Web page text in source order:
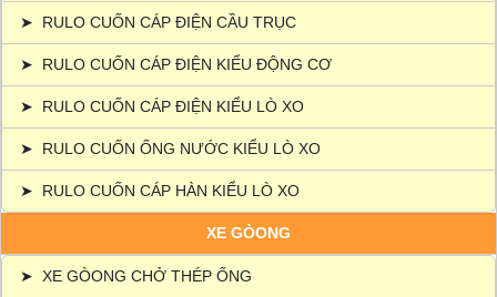
➤ RULO CUỐN CÁP ĐIỆN CẦU TRỤC
➤ RULO CUỐN CÁP ĐIỆN KIỂU ĐỘNG CƠ
➤ RULO CUỐN CÁP ĐIỆN KIỂU LÒ XO
➤ RULO CUỐN ỐNG NƯỚC KIỂU LÒ XO
➤ RULO CUỐN CÁP HÀN KIỂU LÒ XO
XE GÒONG
➤ XE GÒONG CHỞ THÉP ỐNG